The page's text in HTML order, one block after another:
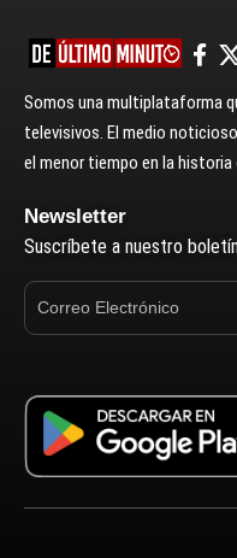
Somos una multiplataforma
televisivos. El medio
el menor tiempo en la historia
Newsletter
Suscríbete a nuestro